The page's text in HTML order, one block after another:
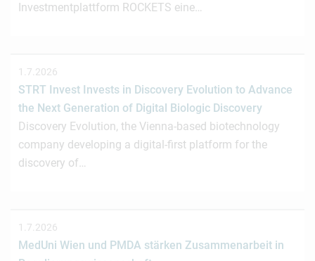
Investmentplattform ROCKETS eine…
1.7.2026
STRT Invest Invests in Discovery Evolution to Advance
the Next Generation of Digital Biologic Discovery
Discovery Evolution, the Vienna-based biotechnology
company developing a digital-first platform for the
discovery of…
1.7.2026
MedUni Wien und PMDA stärken Zusammenarbeit in